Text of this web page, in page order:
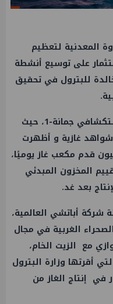
المعدنية لتعظيم
على توسيع أنشطة
للبترول في تحقيق
وتمكنت الشركة من حفر البئر الاستكشافي جمانة-1، حيث
شواهد غازية و أظهرت
غاز يوميًا،
المخزون المبدئي
بعد غد.
أباتشي العالمية،
الغربية في مجال
مع الزيت الخام،
أقرتها وزارة البترول
في إنتاج الغاز من